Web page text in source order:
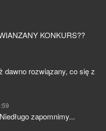
KONKURS??
dawno rozwiązany, co się z
zapomnimy...